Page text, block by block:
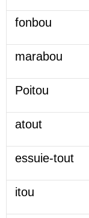
fonbou
marabou
Poitou
atout
essuie-tout
itou